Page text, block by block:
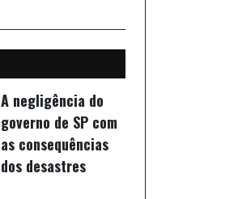
A negligência do
governo de SP com
as consequências
dos desastres